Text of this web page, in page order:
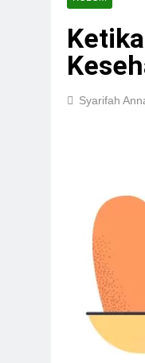
Syarifah